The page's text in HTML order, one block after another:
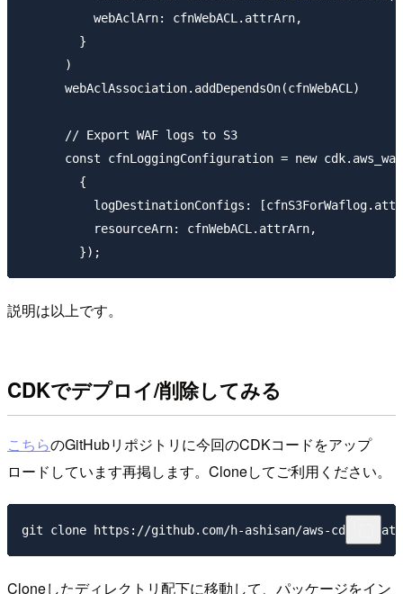
          webAclArn: cfnWebACL.attrArn,
        }
      )
      webAclAssociation.addDependsOn(cfnWebACL)
      // Export WAF logs to S3
const cfnLoggingConfiguration = new
        {
logDestinationConfigs:
          resourceArn: cfnWebACL.attrArn,
説明は以上です。
CDKでデプロイ/削除してみる
こちらのGitHubリポジトリに今回のCDKコードをアップ
ロードしています再掲します。Cloneしてご利用ください。
Cloneしたディレクトリ配下に移動して、パッケージをイン